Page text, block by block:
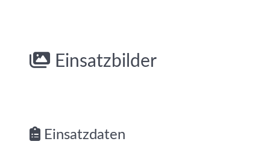
Einsatzbilder
Einsatzdaten